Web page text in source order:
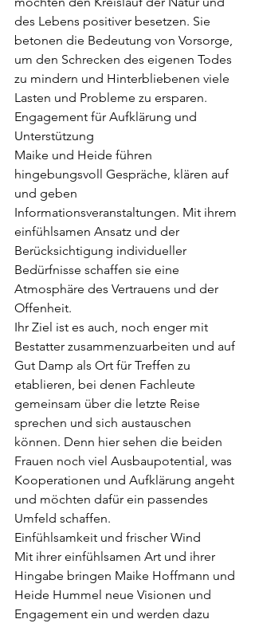
des Lebens positiver besetzen. Sie
betonen die Bedeutung von Vorsorge,
um den Schrecken des eigenen Todes
zu mindern und Hinterbliebenen viele
Lasten und Probleme zu ersparen.
Engagement für Aufklärung und
Unterstützung
Maike und Heide führen
hingebungsvoll Gespräche, klären auf
und geben
Informationsveranstaltungen. Mit ihrem
einfühlsamen Ansatz und der
Berücksichtigung individueller
Bedürfnisse schaffen sie eine
Atmosphäre des Vertrauens und der
Offenheit.
Ihr Ziel ist es auch, noch enger mit
Bestatter zusammenzuarbeiten und auf
Gut Damp als Ort für Treffen zu
etablieren, bei denen Fachleute
gemeinsam über die letzte Reise
sprechen und sich austauschen
können. Denn hier sehen die beiden
Frauen noch viel Ausbaupotential, was
Kooperationen und Aufklärung angeht
und möchten dafür ein passendes
Umfeld schaffen.
Einfühlsamkeit und frischer Wind
Mit ihrer einfühlsamen Art und ihrer
Hingabe bringen Maike Hoffmann und
Heide Hummel neue Visionen und
Engagement ein und werden dazu